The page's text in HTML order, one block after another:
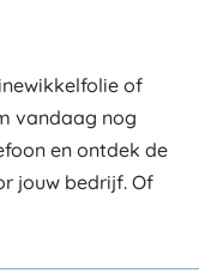
of
vandaag nog
en ontdek de
jouw bedrijf. Of